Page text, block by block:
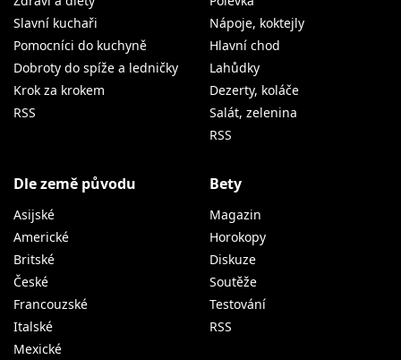
Slavní kuchaři
Pomocníci do kuchyně
Dobroty do spíže a ledničky
Krok za krokem
RSS
Nápoje, koktejly
Hlavní chod
Lahůdky
Dezerty, koláče
Salát, zelenina
RSS
Dle země původu
Asijské
Americké
Britské
České
Francouzské
Italské
Mexické
Bety
Magazin
Horokopy
Diskuze
Soutěže
Testování
RSS